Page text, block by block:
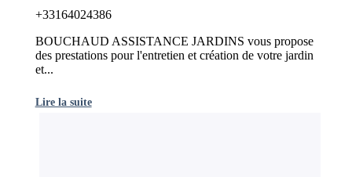
+33164024386
BOUCHAUD ASSISTANCE JARDINS vous propose
des prestations pour l'entretien et création de votre jardin
et...
Lire la suite